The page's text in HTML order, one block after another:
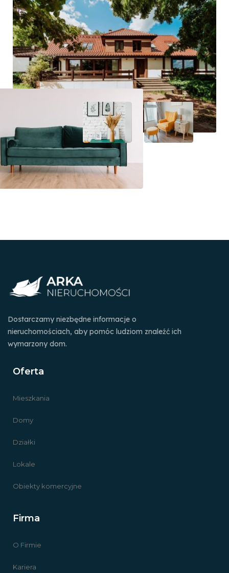
Dostarczamy niezbędne informacje o
nieruchomościach, aby pomóc ludziom znaleźć ich
wymarzony dom.
Oferta
Mieszkania
Domy
Działki
Lokale
Obiekty komercyjne
Firma
O Firmie
Kariera